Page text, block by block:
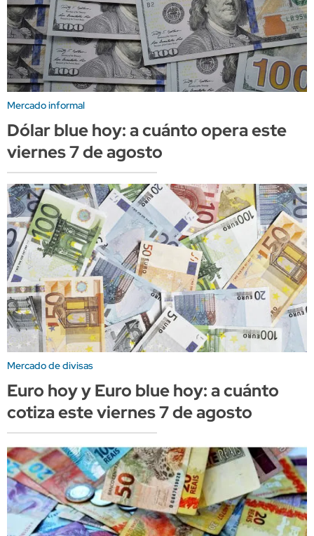
Mercado informal
Dólar blue hoy: a cuánto opera este
viernes 7 de agosto
Mercado de divisas
Euro hoy y Euro blue hoy: a cuánto
cotiza este viernes 7 de agosto